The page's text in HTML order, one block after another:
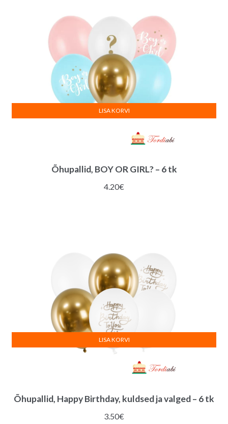
Õhupallid, BOY OR GIRL? – 6 tk
4.20€
LISA KORVI
Õhupallid, Happy Birthday, kuldsed ja valged – 6 tk
3.50€
LISA KORVI